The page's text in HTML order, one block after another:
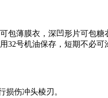
薄膜衣，深凹形片可包糖
32号机油保存，短期不必
伤冲头棱刃。